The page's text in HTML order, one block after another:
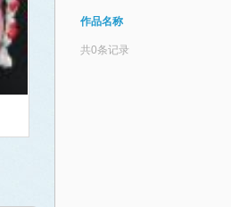
作品名称
共0条记录